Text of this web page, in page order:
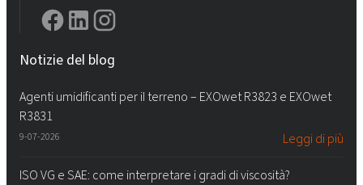
Notizie del blog
Agenti umidificanti per il terreno – EXOwet R3823 e EXOwet
R3831
9-07-2026 Leggi di più
ISO VG e SAE: come interpretare i gradi di viscosità?